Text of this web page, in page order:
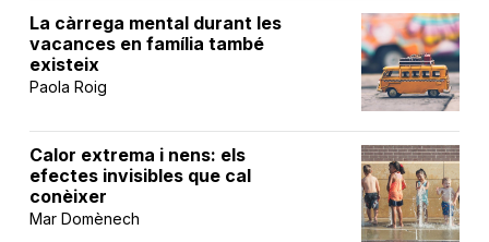
La càrrega mental durant les
vacances en família també
existeix
Paola Roig
Calor extrema i nens: els
efectes invisibles que cal
conèixer
Mar Domènech